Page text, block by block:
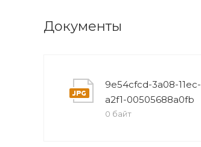
Документы
9e54cfcd-3a08-11ec-
a2f1-00505688a0fb
0 байт